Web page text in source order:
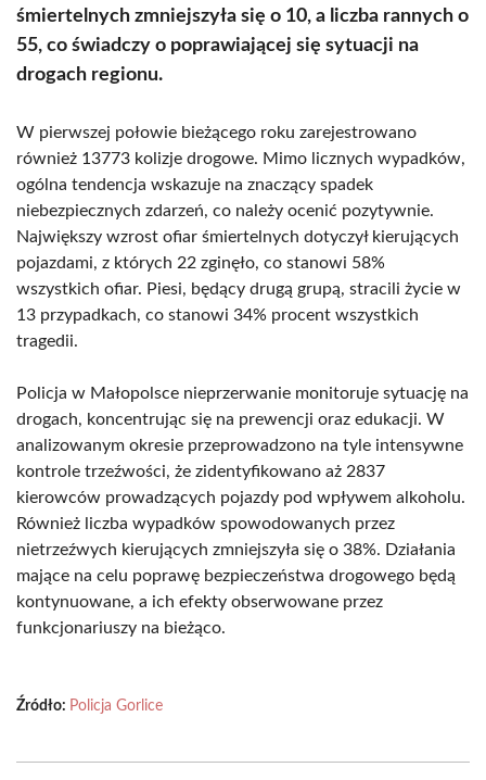
śmiertelnych zmniejszyła się o 10, a liczba rannych o
55, co świadczy o poprawiającej się sytuacji na
drogach regionu.
W pierwszej połowie bieżącego roku zarejestrowano
również 13773 kolizje drogowe. Mimo licznych wypadków,
ogólna tendencja wskazuje na znaczący spadek
niebezpiecznych zdarzeń, co należy ocenić pozytywnie.
Największy wzrost ofiar śmiertelnych dotyczył kierujących
pojazdami, z których 22 zginęło, co stanowi 58%
wszystkich ofiar. Piesi, będący drugą grupą, stracili życie w
13 przypadkach, co stanowi 34% procent wszystkich
tragedii.
Policja w Małopolsce nieprzerwanie monitoruje sytuację na
drogach, koncentrując się na prewencji oraz edukacji. W
analizowanym okresie przeprowadzono na tyle intensywne
kontrole trzeźwości, że zidentyfikowano aż 2837
kierowców prowadzących pojazdy pod wpływem alkoholu.
Również liczba wypadków spowodowanych przez
nietrzeźwych kierujących zmniejszyła się o 38%. Działania
mające na celu poprawę bezpieczeństwa drogowego będą
kontynuowane, a ich efekty obserwowane przez
funkcjonariuszy na bieżąco.
Źródło: Policja Gorlice